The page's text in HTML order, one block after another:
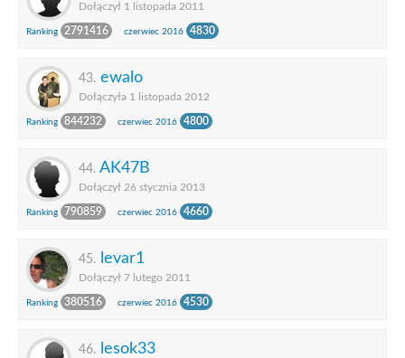
Dołączył 1 listopada 2011
Ranking 2791416 czerwiec 2016 4830
43. ewalo
Dołączyła 1 listopada 2012
Ranking 844232 czerwiec 2016 4800
44. AK47B
Dołączył 26 stycznia 2013
Ranking 790859 czerwiec 2016 4660
45. levar1
Dołączył 7 lutego 2011
Ranking 380516 czerwiec 2016 4530
46. lesok33